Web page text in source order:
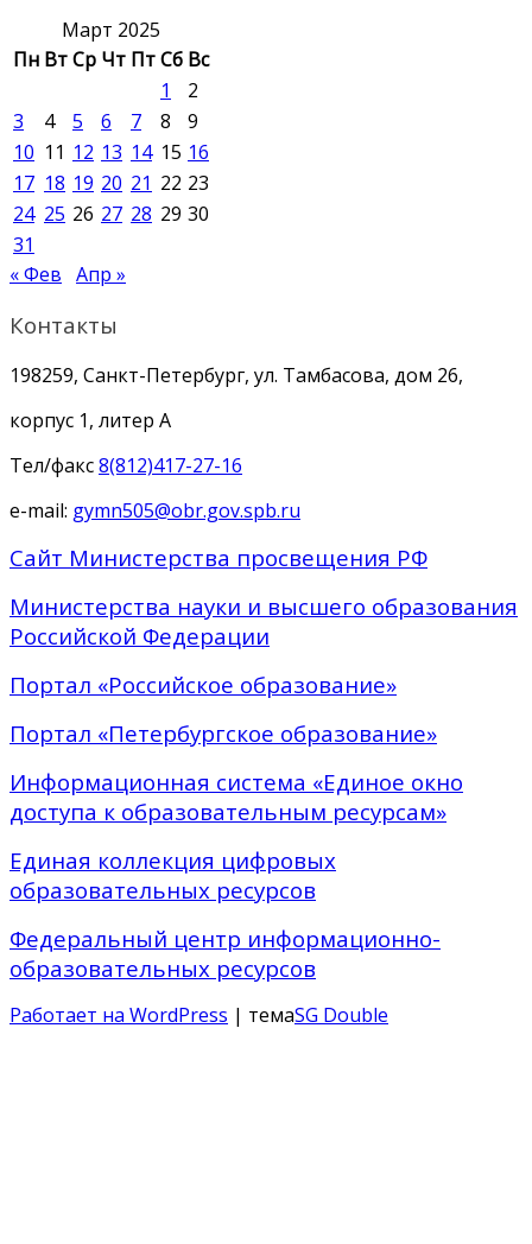
Март 2025
Пн ВтСр Чт ПтСб Вс
1
2
3
4 5 6 7 8
9
10 11 12 13 14 15 16
17 18 19 20 21 22 23
24 25 26 27 28 29 30
31
« Фев Апр »
Контакты
198259, Санкт-Петербург, ул. Тамбасова, дом 26,
корпус 1, литер А
Тел/факс8(812)417-27-16
e-mail: gymn505@obr.gov.spb.ru
Сайт Министерства просвещения РФ
Министерства науки и высшего образования
Российской Федерации
Портал «Российское образование»
Портал «Петербургское образование»
Информационная система «Единое окно
доступа к образовательным ресурсам»
Единая коллекция цифровых
образовательных ресурсов
Федеральный центр информационно-
образовательных ресурсов
Работает на WordPress | темаSG Double